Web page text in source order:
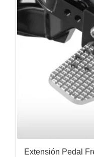
Extensión Pedal